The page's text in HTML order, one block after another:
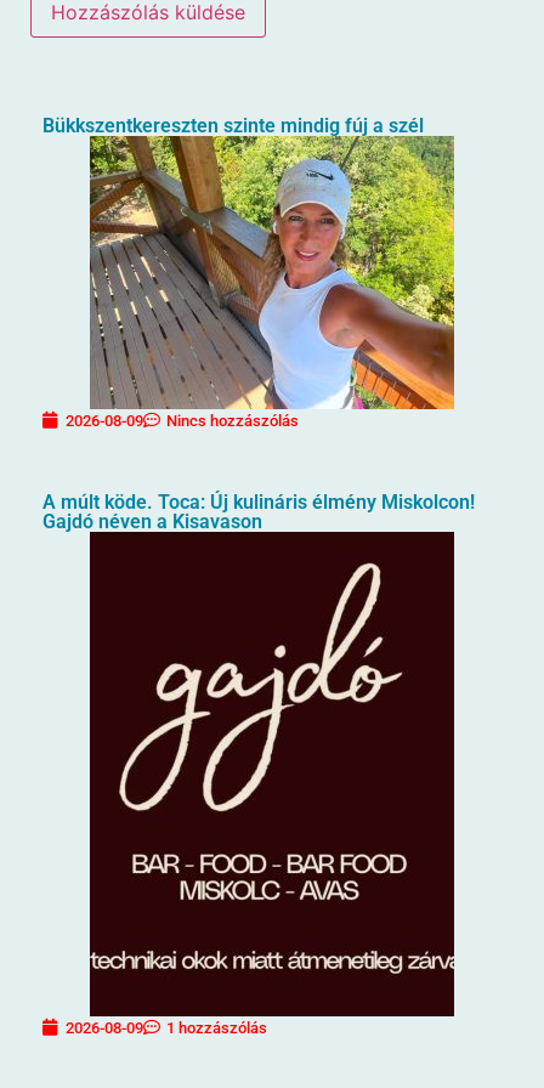
Bükkszentkereszten szinte mindig fúj a szél
2026-08-09 Nincs hozzászólás
A múlt köde. Toca: Új kulináris élmény Miskolcon!
Gajdó néven a Kisavason
2026-08-09 1 hozzászólás